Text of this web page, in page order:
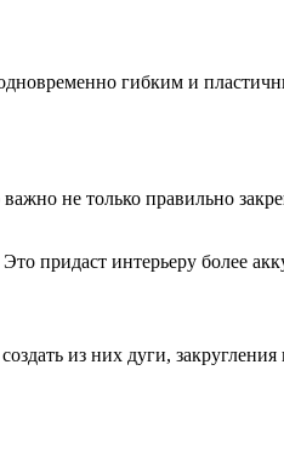
гибким и
не только правильно
придаст интерьеру более
из них дуги,